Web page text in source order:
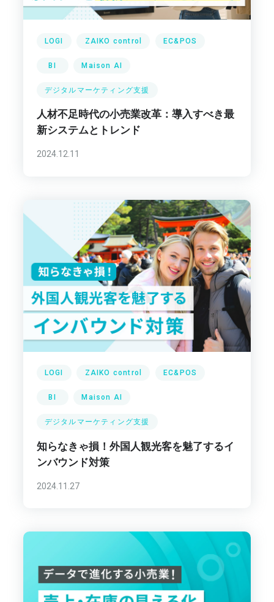
LOGI ZAIKO control EC&POS
BI Maison AI
デジタルマーケティング支援
人材不足時代の小売業改革：導入すべき最
新システムとトレンド
2024.12.11
LOGI ZAIKO control EC&POS
BI Maison AI
デジタルマーケティング支援
知らなきゃ損！外国人観光客を魅了するイ
ンバウンド対策
2024.11.27